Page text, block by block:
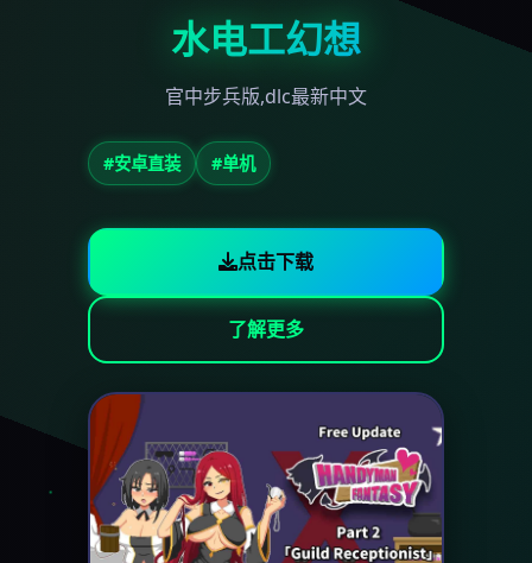
水电工幻想
官中步兵版,dlc最新中文
#安卓直装 #单机
点击下载
了解更多